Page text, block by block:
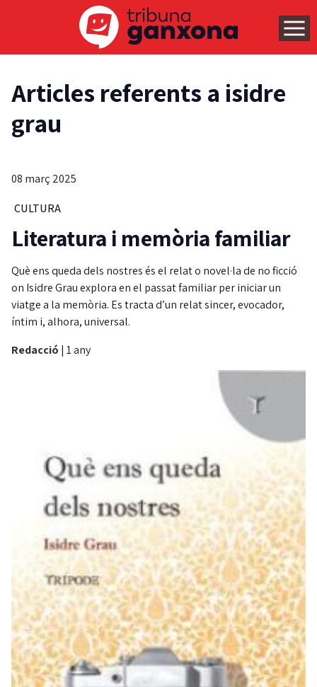
Articles referents a isidre
grau
08 març 2025
CULTURA
Literatura i memòria familiar
Què ens queda dels nostres és el relat o novel·la de no ficció
on Isidre Grau explora en el passat familiar per iniciar un
viatge a la memòria. Es tracta d’un relat sincer, evocador,
íntim i, alhora, universal.
Redacció | 1 any